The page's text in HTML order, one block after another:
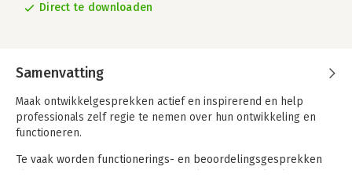
Direct te downloaden
Samenvatting
Maak ontwikkelgesprekken actief en inspirerend en help
professionals zelf regie te nemen over hun ontwikkeling en
functioneren.
Te vaak worden functionerings- en beoordelingsgesprekken